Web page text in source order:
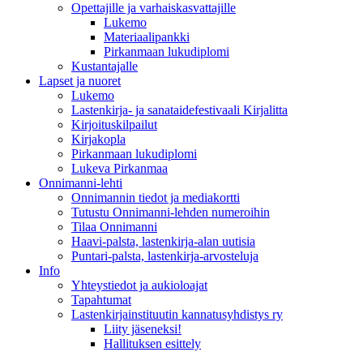
Opettajille ja varhaiskasvattajille
Lukemo
Materiaalipankki
Pirkanmaan lukudiplomi
Kustantajalle
Lapset ja nuoret
Lukemo
Lastenkirja- ja sanataidefestivaali Kirjalitta
Kirjoituskilpailut
Kirjakopla
Pirkanmaan lukudiplomi
Lukeva Pirkanmaa
Onnimanni-lehti
Onnimannin tiedot ja mediakortti
Tutustu Onnimanni-lehden numeroihin
Tilaa Onnimanni
Haavi-palsta, lastenkirja-alan uutisia
Puntari-palsta, lastenkirja-arvosteluja
Info
Yhteystiedot ja aukioloajat
Tapahtumat
Lastenkirjainstituutin kannatusyhdistys ry
Liity jäseneksi!
Hallituksen esittely